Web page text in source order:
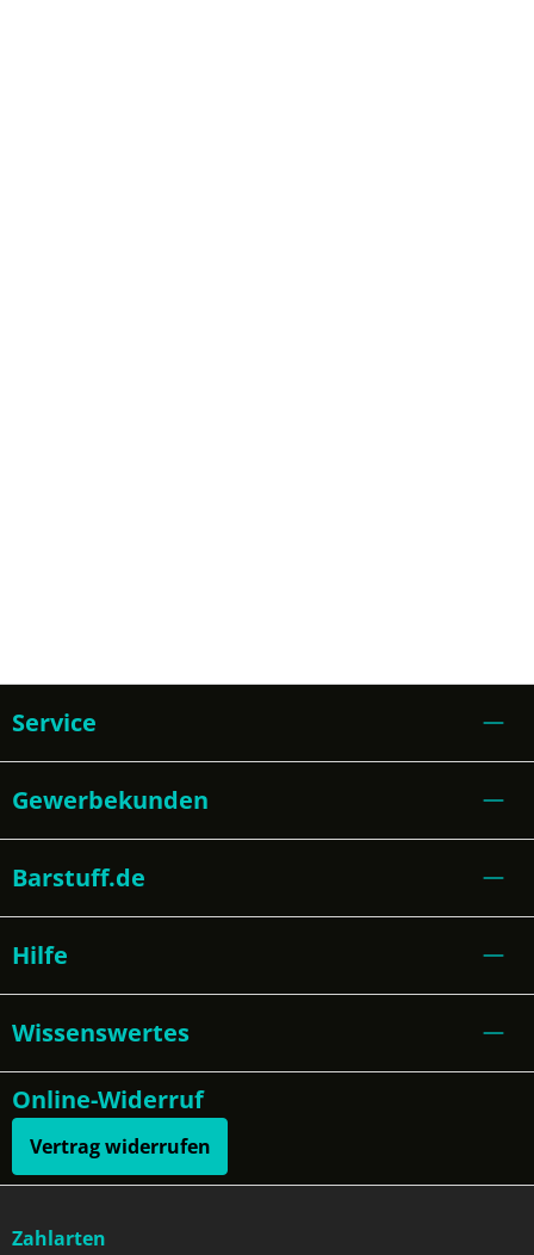
Service
Gewerbekunden
Barstuff.de
Hilfe
Wissenswertes
Online-Widerruf
Vertrag widerrufen
Zahlarten